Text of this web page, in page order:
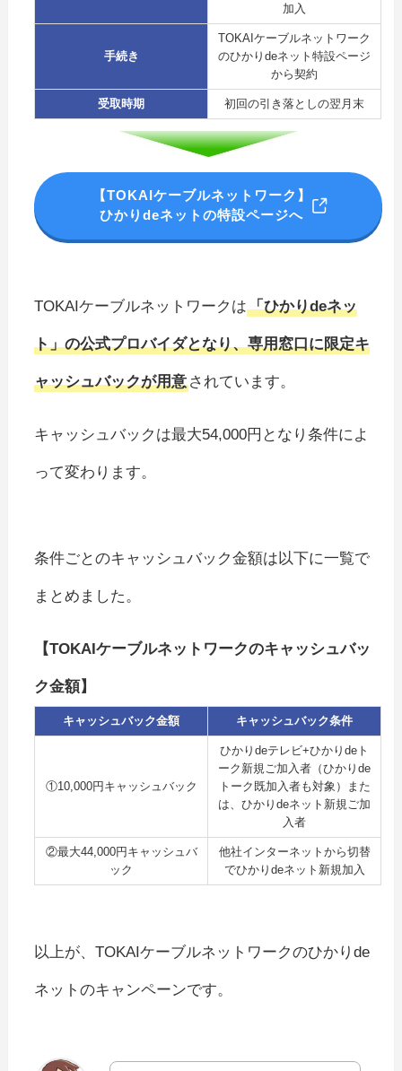
加入
手続き
TOKAIケーブルネットワーク
のひかりdeネット特設ページ
から契約
受取時期 初回の引き落としの翌月末
【TOKAIケーブルネットワーク】
ひかりdeネットの特設ページへ
TOKAIケーブルネットワークは「ひかりdeネッ
ト」の公式プロバイダとなり、専用窓口に限定キ
ャッシュバックが用意されています。
キャッシュバックは最大54,000円となり条件によ
って変わります。
条件ごとのキャッシュバック金額は以下に一覧で
まとめました。
【TOKAIケーブルネットワークのキャッシュバッ
ク金額】
キャッシュバック金額 キャッシュバック条件
①10,000円キャッシュバック
ひかりdeテレビ+ひかりdeト
ーク新規ご加入者（ひかりde
トーク既加入者も対象）また
は、ひかりdeネット新規ご加
入者
②最大44,000円キャッシュバ
ック
他社インターネットから切替
でひかりdeネット新規加入
以上が、TOKAIケーブルネットワークのひかりde
ネットのキャンペーンです。